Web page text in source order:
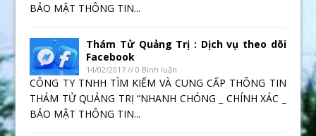
BẢO MẬT THÔNG TIN...
Thám Tử Quảng Trị : Dịch vụ theo dõi
Facebook
14/02/2017 // 0 Bình luận
CÔNG TY TNHH TÌM KIẾM VÀ CUNG CẤP THÔNG TIN
THÁM TỬ QUẢNG TRỊ “NHANH CHÓNG _ CHÍNH XÁC _
BẢO MẬT THÔNG TIN...